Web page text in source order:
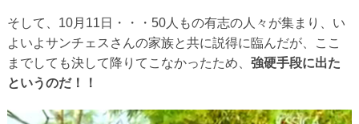
そして、10月11日・・・50人もの有志の人々が集まり、い
よいよサンチェスさんの家族と共に説得に臨んだが、ここ
までしても決して降りてこなかったため、 強硬手段に出た
というのだ！！